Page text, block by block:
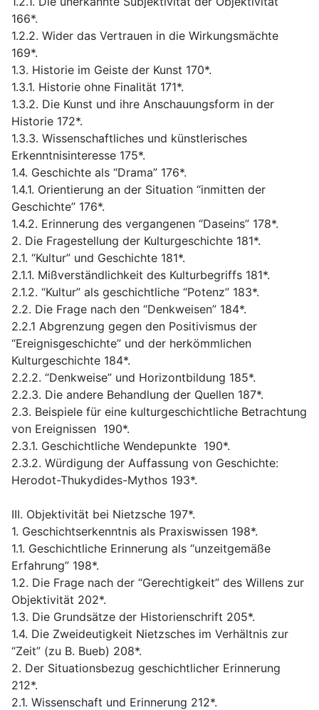
166*.
1.2.2. Wider das Vertrauen in die Wirkungsmächte
169*.
1.3. Historie im Geiste der Kunst 170*.
1.3.1. Historie ohne Finalität 171*.
1.3.2. Die Kunst und ihre Anschauungsform in der
Historie 172*.
1.3.3. Wissenschaftliches und künstlerisches
Erkenntnisinteresse 175*.
1.4. Geschichte als “Drama” 176*.
1.4.1. Orientierung an der Situation “inmitten der
Geschichte” 176*.
1.4.2. Erinnerung des vergangenen “Daseins” 178*.
2. Die Fragestellung der Kulturgeschichte 181*.
2.1. “Kultur” und Geschichte 181*.
2.1.1. Mißverständlichkeit des Kulturbegriffs 181*.
2.1.2. “Kultur” als geschichtliche “Potenz” 183*.
2.2. Die Frage nach den “Denkweisen” 184*.
2.2.1 Abgrenzung gegen den Positivismus der
“Ereignisgeschichte” und der herkömmlichen
Kulturgeschichte 184*.
2.2.2. “Denkweise” und Horizontbildung 185*.
2.2.3. Die andere Behandlung der Quellen 187*.
2.3. Beispiele für eine kulturgeschichtliche Betrachtung
von Ereignissen 190*.
2.3.1. Geschichtliche Wendepunkte 190*.
2.3.2. Würdigung der Auffassung von Geschichte:
Herodot-Thukydides-Mythos 193*.
III. Objektivität bei Nietzsche 197*.
1. Geschichtserkenntnis als Praxiswissen 198*.
1.1. Geschichtliche Erinnerung als “unzeitgemäße
Erfahrung” 198*.
1.2. Die Frage nach der “Gerechtigkeit” des Willens zur
Objektivität 202*.
1.3. Die Grundsätze der Historienschrift 205*.
1.4. Die Zweideutigkeit Nietzsches im Verhältnis zur
“Zeit” (zu B. Bueb) 208*.
2. Der Situationsbezug geschichtlicher Erinnerung
212*.
2.1. Wissenschaft und Erinnerung 212*.